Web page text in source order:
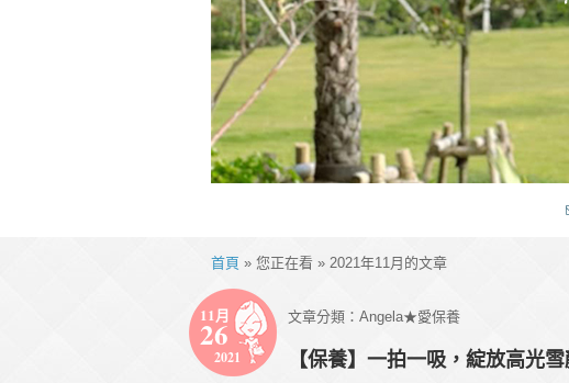
首頁 » 您正在看 » 2021年11月的文章
11月
26
2021
文章分類： Angela★愛保養
【保養】一拍一吸，綻放高光